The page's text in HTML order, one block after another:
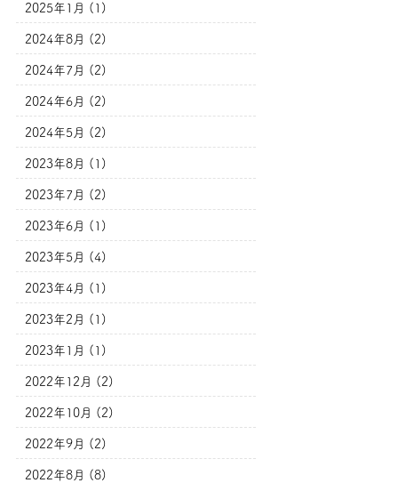
2025年1月 (1)
2024年8月 (2)
2024年7月 (2)
2024年6月 (2)
2024年5月 (2)
2023年8月 (1)
2023年7月 (2)
2023年6月 (1)
2023年5月 (4)
2023年4月 (1)
2023年2月 (1)
2023年1月 (1)
2022年12月 (2)
2022年10月 (2)
2022年9月 (2)
2022年8月 (8)